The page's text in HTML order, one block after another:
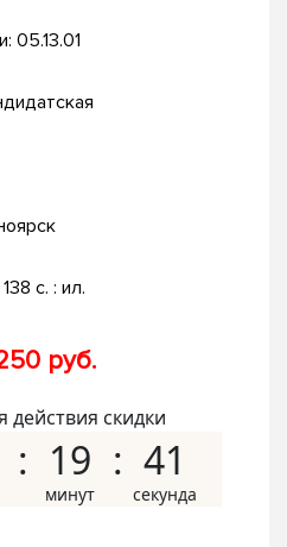
05.13.01
138 с. : ил.
руб.
действия скидки
19 40